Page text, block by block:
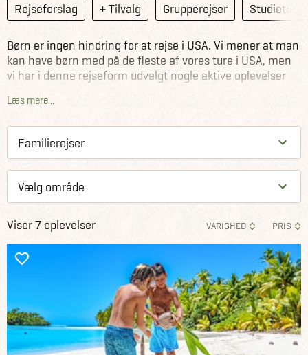
Rejseforslag + Tilvalg Grupperejser Studieture
Børn er ingen hindring for at rejse i USA. Vi mener at man
kan have børn med på de fleste af vores ture i USA, men
vi har i denne rejseform udvalgt nogle aktive oplevelser
og møder verden komplet uden fordomme. Børn åbner
døre og er den bedste billet til lokalkontakt. Det kan give
perspektiv og lærdom til selv den mest garvede
globetrotter. Samtidig vil I på jeres familierejse få en
fælles oplevelse i USA, der vil stå som noget helt specielt
huske.
Læs mere...
VARIGHED PRIS
Viser 7 oplevelser